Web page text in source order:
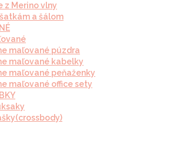
z Merino vlny
a šálom
maľované púzdra
maľované kabelky
maľované peňaženky
maľované office sety